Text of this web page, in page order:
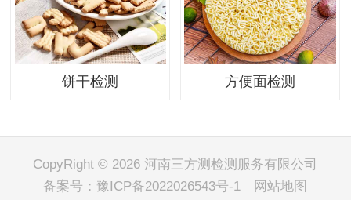
饼干检测 方便面检测
CopyRight © 2026 河南三方测检测服务有限公司
备案号： 豫ICP备2022026543号-1 网站地图